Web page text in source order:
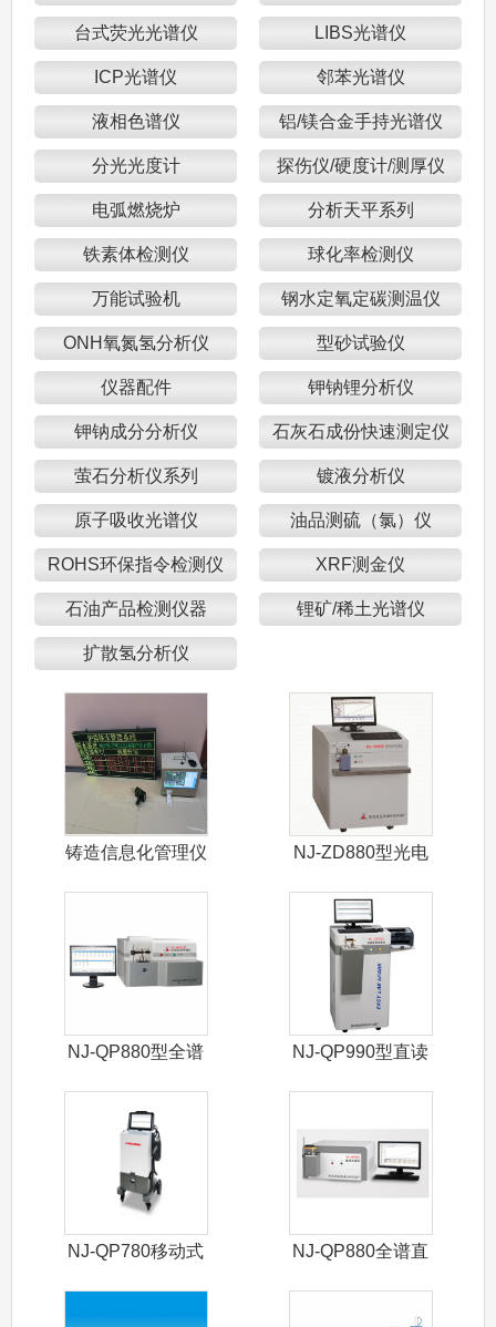
台式荧光光谱仪 LIBS光谱仪
ICP光谱仪 邻苯光谱仪
液相色谱仪 铝/镁合金手持光谱仪
分光光度计 探伤仪/硬度计/测厚仪
电弧燃烧炉 分析天平系列
铁素体检测仪 球化率检测仪
万能试验机 钢水定氧定碳测温仪
ONH氧氮氢分析仪 型砂试验仪
仪器配件 钾钠锂分析仪
钾钠成分分析仪 石灰石成份快速测定仪
萤石分析仪系列 镀液分析仪
原子吸收光谱仪 油品测硫（氯）仪
ROHS环保指令检测仪 XRF测金仪
石油产品检测仪器 锂矿/稀土光谱仪
扩散氢分析仪
铸造信息化管理仪
NJ-ZD880型光电
NJ-QP880型全谱
NJ-QP990型直读
NJ-QP780移动式
NJ-QP880全谱直